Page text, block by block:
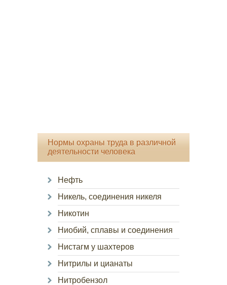
Нормы охраны труда в различной
деятельности человека
Нефть
Никель, соединения никеля
Никотин
Ниобий, сплавы и соединения
Нистагм у шахтеров
Нитрилы и цианаты
Нитробензол